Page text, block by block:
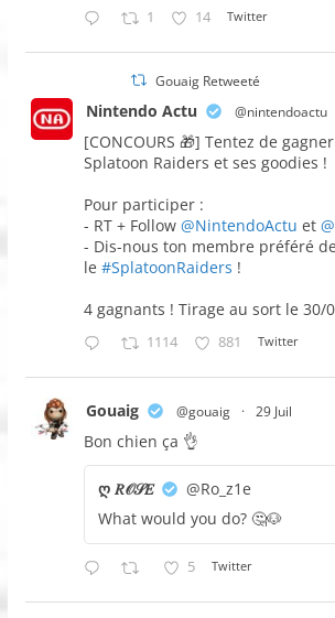
1 14 Twitter
Gouaig Retweeté
Nintendo Actu @nintendoactu
[CONCOURS 🎁] Tentez de
Splatoon Raiders et ses goodies !
Pour participer :
- RT + Follow @NintendoActu et
- Dis-nous ton membre préféré
le #SplatoonRaiders !
4 gagnants ! Tirage au sort le 30/
1114 881 Twitter
Gouaig @gouaig · 29 Juil
Bon chien ça 👌
ღ 𝑅𝒪𝒮𝐸
@Ro_z1e
What would you do? 🤔🐶
5 Twitter